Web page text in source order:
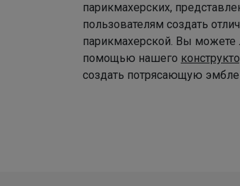
парикмахерских,
пользователям создать
парикмахерской. Вы можете
помощью нашего
создать потрясающую